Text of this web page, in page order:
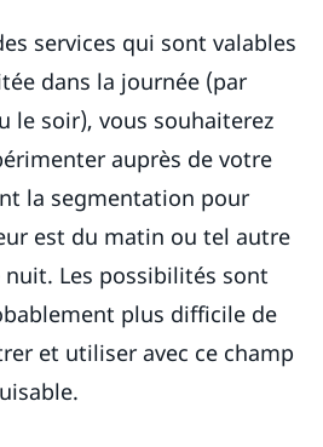
services qui sont valables
dans la journée (par
le soir), vous souhaiterez
auprès de votre
la segmentation pour
est du matin ou tel autre
Les possibilités sont
plus difficile de
et utiliser avec ce champ